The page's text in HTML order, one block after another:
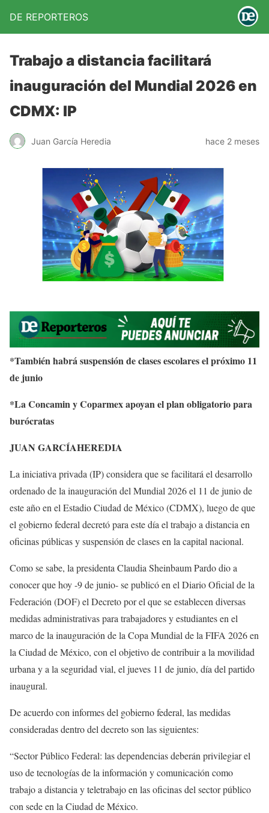
DE REPORTEROS
Trabajo a distancia facilitará
inauguración del Mundial 2026 en
CDMX: IP
Juan García Heredia hace 2 meses
*También habrá suspensión de clases escolares el próximo 11
de junio
*La Concamin y Coparmex apoyan el plan obligatorio para
burócratas
JUAN GARCÍAHEREDIA
La iniciativa privada (IP) considera que se facilitará el desarrollo
ordenado de la inauguración del Mundial 2026 el 11 de junio de
este año en el Estadio Ciudad de México (CDMX), luego de que
el gobierno federal decretó para este día el trabajo a distancia en
oficinas públicas y suspensión de clases en la capital nacional.
Como se sabe, la presidenta Claudia Sheinbaum Pardo dio a
conocer que hoy -9 de junio- se publicó en el Diario Oficial de la
Federación (DOF) el Decreto por el que se establecen diversas
medidas administrativas para trabajadores y estudiantes en el
marco de la inauguración de la Copa Mundial de la FIFA 2026 en
la Ciudad de México, con el objetivo de contribuir a la movilidad
urbana y a la seguridad vial, el jueves 11 de junio, día del partido
inaugural.
De acuerdo con informes del gobierno federal, las medidas
consideradas dentro del decreto son las siguientes:
“Sector Público Federal: las dependencias deberán privilegiar el
uso de tecnologías de la información y comunicación como
trabajo a distancia y teletrabajo en las oficinas del sector público
con sede en la Ciudad de México.